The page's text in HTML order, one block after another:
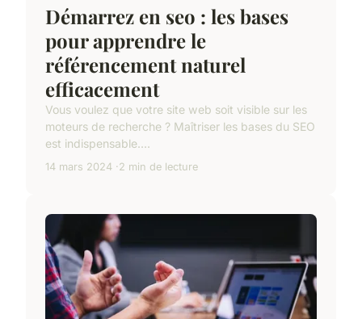
Démarrez en seo : les bases
pour apprendre le
référencement naturel
efficacement
Vous voulez que votre site web soit visible sur les
moteurs de recherche ? Maîtriser les bases du SEO
est indispensable....
14 mars 2024 2 min de lecture